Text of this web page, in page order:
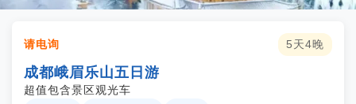
请电询 5天4晚
成都峨眉乐山五日游
超值包含景区观光车